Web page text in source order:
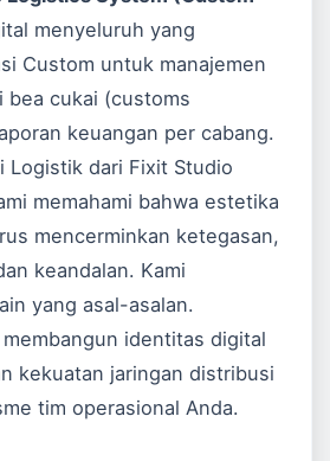
menyeluruh yang
Custom untuk manajemen
bea cukai (customs
keuangan per cabang.
Logistik dari Fixit Studio
memahami bahwa estetika
mencerminkan ketegasan,
keandalan. Kami
yang asal-asalan.
identitas digital
kekuatan jaringan distribusi
tim operasional Anda.